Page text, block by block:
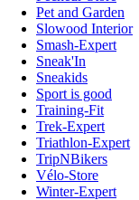
Pet and Garden
Slowood Interior
Smash-Expert
Sneak'In
Sneakids
Sport is good
Training-Fit
Trek-Expert
Triathlon-Expert
TripNBikers
Vélo-Store
Winter-Expert